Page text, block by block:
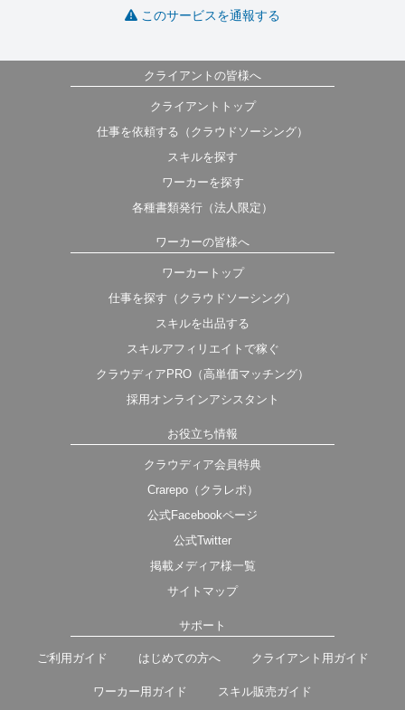
このサービスを通報する
クライアントの皆様へ
クライアントトップ
仕事を依頼する（クラウドソーシング）
スキルを探す
ワーカーを探す
各種書類発行（法人限定）
ワーカーの皆様へ
ワーカートップ
仕事を探す（クラウドソーシング）
スキルを出品する
スキルアフィリエイトで稼ぐ
クラウディアPRO（高単価マッチング）
採用オンラインアシスタント
お役立ち情報
クラウディア会員特典
Crarepo（クラレポ）
公式Facebookページ
公式Twitter
掲載メディア様一覧
サイトマップ
サポート
ご利用ガイド はじめての方へ クライアント用ガイド
ワーカー用ガイド スキル販売ガイド